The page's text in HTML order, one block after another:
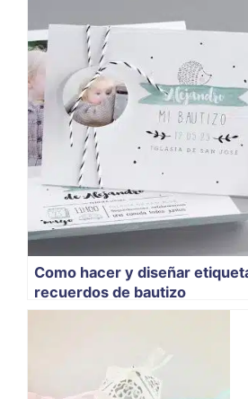
Como hacer y diseñar
recuerdos de bautizo